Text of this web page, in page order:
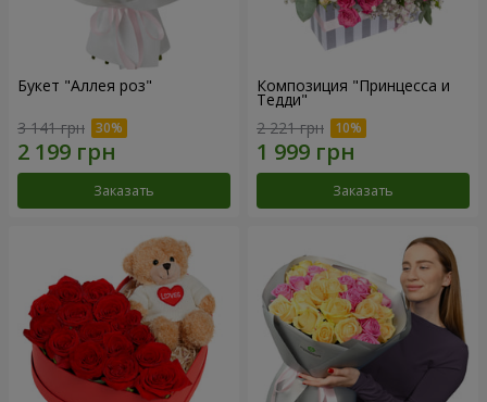
Букет "Аллея роз"
3 141 грн
Заказать
Композиция "Принцесса и
Тедди"
2 221 грн
Заказать